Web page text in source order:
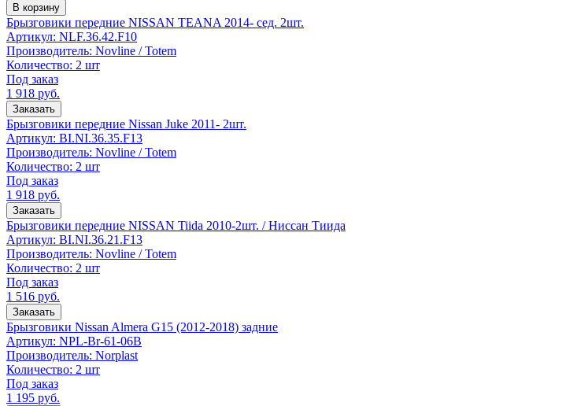
В корзину
Брызговики передние NISSAN TEANA 2014- сед. 2шт.
Артикул: NLF.36.42.F10
Производитель: Novline / Totem
Количество: 2 шт
Под заказ
1 918 руб.
Заказать
Брызговики передние Nissan Juke 2011- 2шт.
Артикул: BI.NI.36.35.F13
Производитель: Novline / Totem
Количество: 2 шт
Под заказ
1 918 руб.
Заказать
Брызговики передние NISSAN Tiida 2010-2шт. / Ниссан Тиида
Артикул: BI.NI.36.21.F13
Производитель: Novline / Totem
Количество: 2 шт
Под заказ
1 516 руб.
Заказать
Брызговики Nissan Almera G15 (2012-2018) задние
Артикул: NPL-Br-61-06B
Производитель: Norplast
Количество: 2 шт
Под заказ
1 195 руб.